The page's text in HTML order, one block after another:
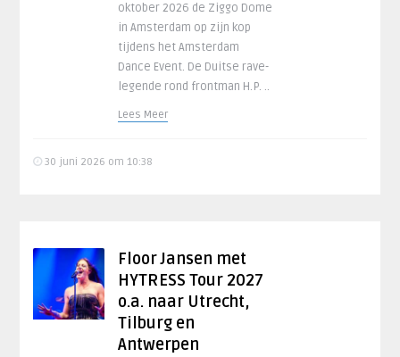
oktober 2026 de Ziggo Dome
in Amsterdam op zijn kop
tijdens het Amsterdam
Dance Event. De Duitse rave-
legende rond frontman H.P. ..
Lees Meer
30 juni 2026 om 10:38
Floor Jansen met
HYTRESS Tour 2027
o.a. naar Utrecht,
Tilburg en
Antwerpen